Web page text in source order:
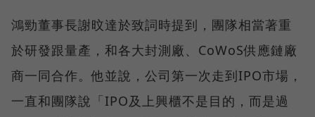
鴻勁董事長謝旼達於致詞時提到，團隊相當著重
於研發跟量產，和各大封測廠、CoWoS供應鏈廠
商一同合作。他並說，公司第一次走到IPO市場，
一直和團隊說「IPO及上興櫃不是目的，而是過